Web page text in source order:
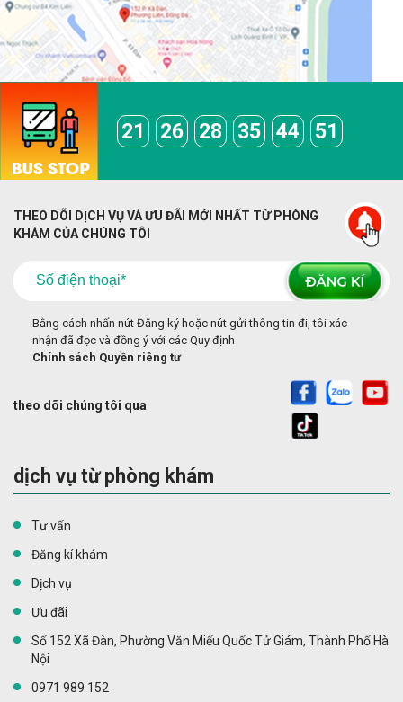
21 26 28 35 44 51
THEO DÕI DỊCH VỤ VÀ ƯU ĐÃI MỚI NHẤT TỪ PHÒNG
KHÁM CỦA CHÚNG TÔI
Bằng cách nhấn nút Đăng ký hoặc nút gửi thông tin đi, tôi xác
nhận đã đọc và đồng ý với các Quy định
Chính sách Quyền riêng tư
theo dõi chúng tôi qua
dịch vụ từ phòng khám
Tư vấn
Đăng kí khám
Dịch vụ
Ưu đãi
Số 152 Xã Đàn, Phường Văn Miếu Quốc Tử Giám, Thành Phố Hà
Nội
0971 989 152